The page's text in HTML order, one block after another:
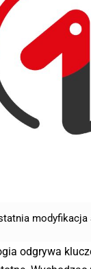
modyfikacja
odgrywa